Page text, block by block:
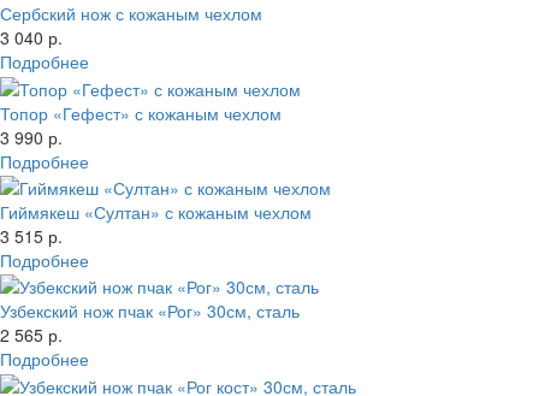
Сербский нож с кожаным чехлом
3 040 р.
Подробнее
Топор «Гефест» с кожаным чехлом
3 990 р.
Подробнее
Гиймякеш «Султан» с кожаным чехлом
3 515 р.
Подробнее
Узбекский нож пчак «Рог» 30см, сталь
2 565 р.
Подробнее